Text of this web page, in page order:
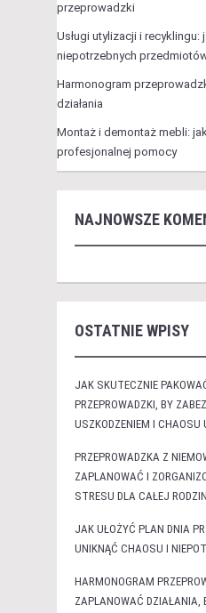
przeprowadzki
Usługi utylizacji i
niepotrzebnych
Harmonogram
działania
Montaż i demontaż mebli:
profesjonalnej pomocy
NAJNOWSZE
OSTATNIE WPISY
JAK SKUTECZNIE
PRZEPROWADZKI, BY
USZKODZENIEM I CHAOSU
PRZEPROWADZKA Z
ZAPLANOWAĆ I
STRESU DLA CAŁEJ
JAK UŁOŻYĆ PLAN DNIA
UNIKNĄĆ CHAOSU I
HARMONOGRAM
ZAPLANOWAĆ DZIAŁANIA,